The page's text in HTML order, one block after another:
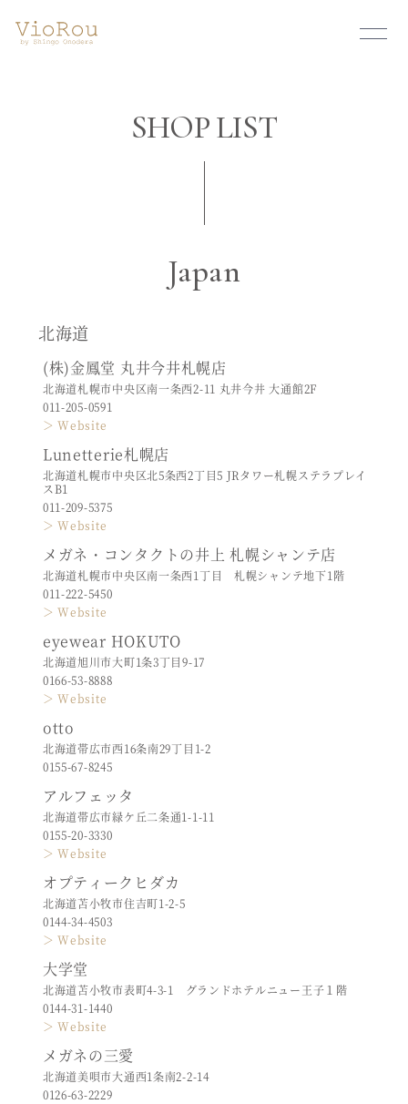
SHOP LIST
Japan
北海道
(株)金鳳堂 丸井今井札幌店
北海道札幌市中央区南一条西2-11 丸井今井 大通館2F
011-205-0591
＞ Website
Lunetterie札幌店
北海道札幌市中央区北5条西2丁目5 JRタワー札幌ステラプレイ
スB1
011-209-5375
＞ Website
メガネ・コンタクトの井上 札幌シャンテ店
北海道札幌市中央区南一条西1丁目 札幌シャンテ地下1階
011-222-5450
＞ Website
eyewear HOKUTO
北海道旭川市大町1条3丁目9-17
0166-53-8888
＞ Website
otto
北海道帯広市西16条南29丁目1-2
0155-67-8245
アルフェッタ
北海道帯広市緑ケ丘二条通1-1-11
0155-20-3330
＞ Website
オプティークヒダカ
北海道苫小牧市住吉町1-2-5
0144-34-4503
＞ Website
大学堂
北海道苫小牧市表町4-3-1 グランドホテルニュー王子１階
0144-31-1440
＞ Website
メガネの三愛
北海道美唄市大通西1条南2-2-14
0126-63-2229